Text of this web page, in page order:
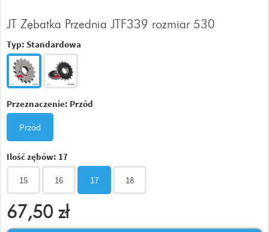
JT Zębatka Przednia JTF339 rozmiar 530
Typ: Standardowa
Przeznaczenie: Przód
Przód
Ilość zębów: 17
15 16 17 18
67,50 zł